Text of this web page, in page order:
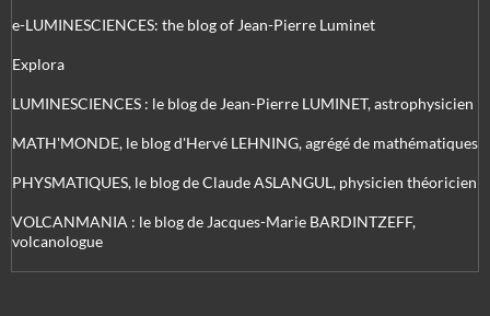
e-LUMINESCIENCES: the blog of Jean-Pierre Luminet
Explora
LUMINESCIENCES : le blog de Jean-Pierre LUMINET, astrophysicien
MATH'MONDE, le blog d'Hervé LEHNING, agrégé de mathématiques
PHYSMATIQUES, le blog de Claude ASLANGUL, physicien théoricien
VOLCANMANIA : le blog de Jacques-Marie BARDINTZEFF,
volcanologue